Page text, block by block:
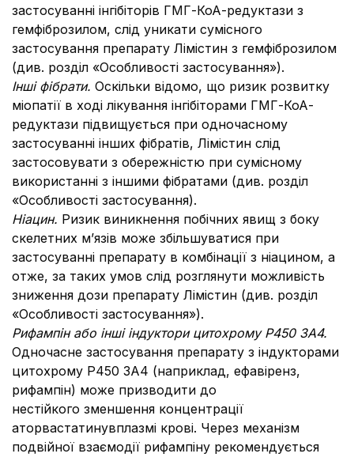
застосуванні інгібіторів ГМГ-КоА-редуктази з
гемфіброзилом, слід уникати сумісного
застосування препарату Лімістин з гемфіброзилом
(див. розділ «Особливості застосування»).
Інші фібрати. Оскільки відомо, що ризик розвитку
міопатії в ході лікування інгібіторами ГМГ-КоА-
редуктази підвищується при одночасному
застосуванні інших фібратів, Лімістин слід
застосовувати з обережністю при сумісному
використанні з іншими фібратами (див. розділ
«Особливості застосування).
Ніацин. Ризик виникнення побічних явищ з боку
скелетних м’язів може збільшуватися при
застосуванні препарату в комбінації з ніацином, а
отже, за таких умов слід розглянути можливість
зниження дози препарату Лімістин (див. розділ
«Особливості застосування»).
Рифампін або інші індуктори цитохрому P450 3A4.
Одночасне застосування препарату з індукторами
цитохрому P450 3A4 (наприклад, ефавіренз,
рифампін) може призводити до
нестійкого зменшення концентрації
аторвастатинувплазмі крові. Через механізм
подвійної взаємодії рифампіну рекомендується